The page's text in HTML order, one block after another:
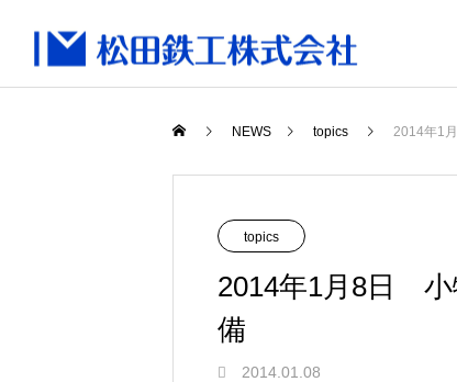
NEWS topics 2014年1
topics
2014年1月8日 小
備
2014.01.08